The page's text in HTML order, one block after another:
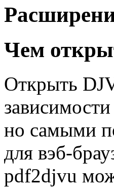
Чем
Открыть
но самыми
для вэб-
pdf2djvu